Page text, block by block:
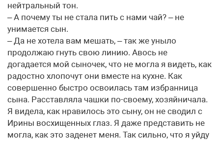
нейтральный тон.
– А почему ты не стала пить с нами чай? – не
унимается сын.
– Да не хотела вам мешать, – так же уныло
продолжаю гнуть свою линию. Авось не
догадается мой сыночек, что не могла я видеть, как
радостно хлопочут они вместе на кухне. Как
совершенно быстро освоилась там избранница
сына. Расставляла чашки по-своему, хозяйничала.
Я видела, как нравилось это сыну, он не сводил с
Ирины восхищенных глаз. Я даже представить не
могла, как это заденет меня. Так сильно, что я уйду